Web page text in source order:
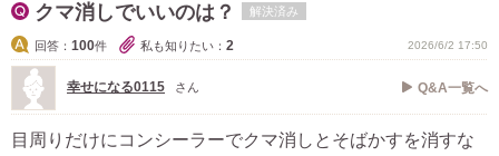
クマ消しでいいのは？ 解決済み
回答： 100件 私も知りたい： 2 2026/6/2 17:50
幸せになる0115 さん Q&A一覧へ
目周りだけにコンシーラーでクマ消しとそばかすを消すな